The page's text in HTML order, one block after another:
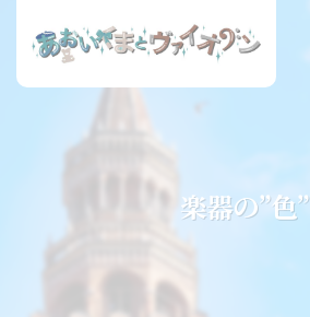
楽器の”色”